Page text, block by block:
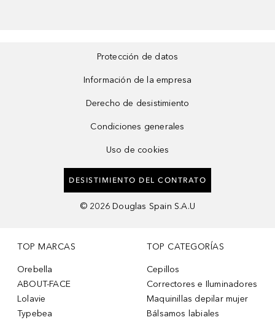
Protección de datos
Información de la empresa
Derecho de desistimiento
Condiciones generales
Uso de cookies
DESISTIMIENTO DEL CONTRATO
© 2026 Douglas Spain S.A.U
TOP MARCAS
Orebella
ABOUT-FACE
Lolavie
Typebea
TOP CATEGORÍAS
Cepillos
Correctores e Iluminadores
Maquinillas depilar mujer
Bálsamos labiales